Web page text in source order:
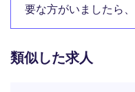
要な方がいましたら、
類似した求人